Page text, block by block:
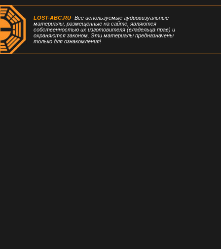
LOST-ABC.RU- Все используемые аудиовизуальные
материалы, размещенные на сайте, являются
собственностью их изготовителя (владельца прав) и
охраняются законом. Эти материалы предназначены
только для ознакомления!